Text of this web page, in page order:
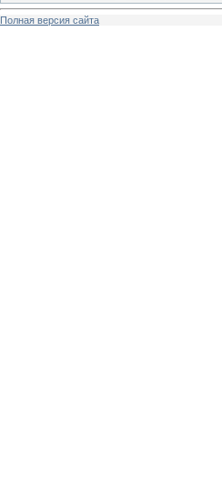
Полная версия сайта